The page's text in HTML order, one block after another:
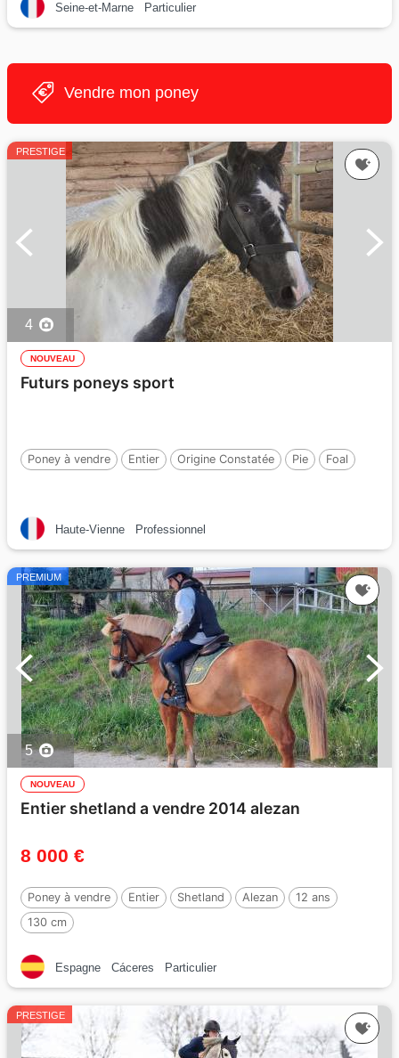
Seine-et-Marne Particulier
Vendre mon poney
PRESTIGE
4
NOUVEAU
Futurs poneys sport
Poney à vendre Entier Origine Constatée Pie Foal
Haute-Vienne Professionnel
PREMIUM
5
NOUVEAU
Entier shetland a vendre 2014 alezan
8 000 €
Poney à vendre Entier Shetland Alezan
12 ans
130 cm
Espagne Cáceres Particulier
PRESTIGE